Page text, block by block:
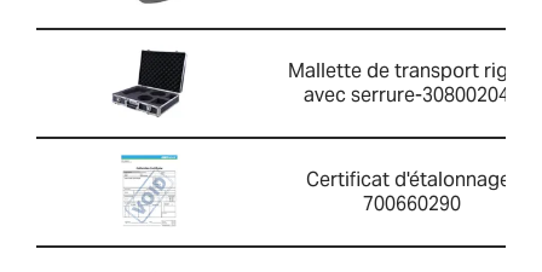
Mallette de transport rigide
avec serrure-308002042
Certificat d'étalonnage-
700660290